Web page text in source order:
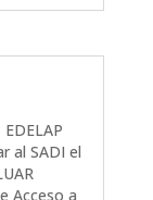
al SADI el
Acceso a